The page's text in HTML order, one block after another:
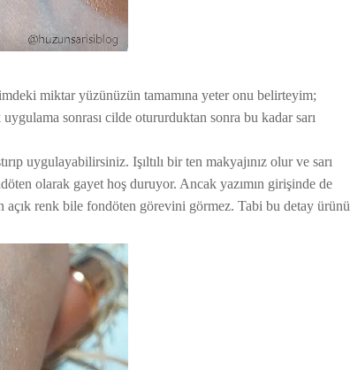
miktar yüzünüzün tamamına yeter onu belirteyim;
sonrası cilde otururduktan sonra bu kadar sarı
uygulayabilirsiniz. Işıltılı bir ten makyajınız olur ve sarı
olarak gayet hoş duruyor. Ancak yazımın girişinde de
renk bile fondöten görevini görmez. Tabi bu detay ürünü